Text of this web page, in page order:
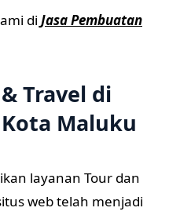
di Jasa Pembuatan
Travel di
Maluku
layanan Tour dan
web telah menjadi